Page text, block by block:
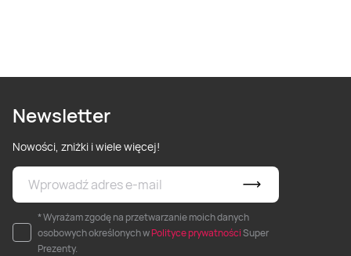
Newsletter
Nowości, zniżki i wiele więcej!
* Wyrażam zgodę na przetwarzanie moich danych
osobowych określonych wPolityce prywatnościSuper
Prezenty.